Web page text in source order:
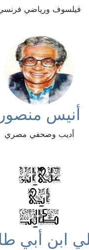
فيلسوف ورياضي
أنيس منصور
أديب وصحفي مصري
ابن أبي